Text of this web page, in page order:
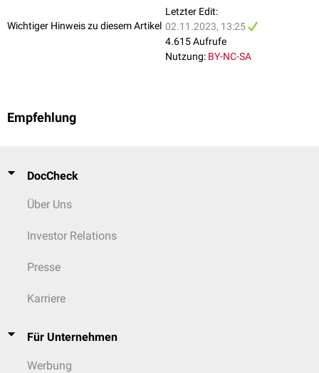
Wichtiger Hinweis zu diesem Artikel
Letzter Edit:
02.11.2023, 13:25
4.615 Aufrufe
Nutzung: BY-NC-SA
Empfehlung
DocCheck
Über Uns
Investor Relations
Presse
Karriere
Für Unternehmen
Werbung